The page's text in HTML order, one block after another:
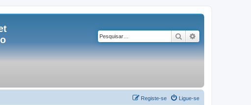
Pesquisar
Ligue-se
Registe-se